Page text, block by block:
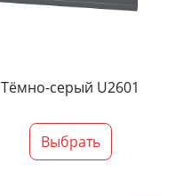
Тёмно-серый U2601
Выбрать